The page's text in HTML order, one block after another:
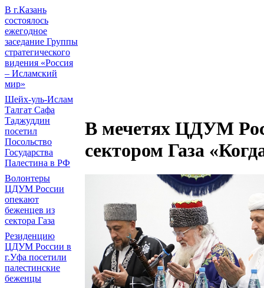
В г.Казань
состоялось
ежегодное
заседание Группы
стратегического
видения «Россия
– Исламский
мир»
Шейх-уль-Ислам
Талгат Сафа
Таджуддин
посетил
Посольство
Государства
Палестина в РФ
Волонтеры
ЦДУМ России
опекают
беженцев из
сектора Газа
Резиденцию
ЦДУМ России в
г.Уфа посетили
палестинские
беженцы
В мечетях ЦДУМ
сектором Газа